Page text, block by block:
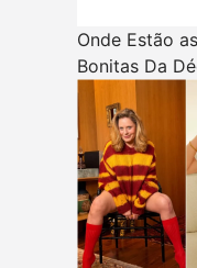
Onde Estão
Bonitas Da